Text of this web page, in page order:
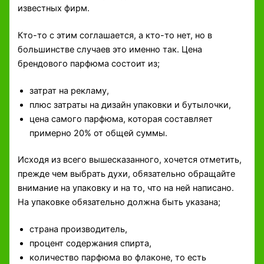
известных фирм.
Кто-то с этим соглашается, а кто-то нет, но в
большинстве случаев это именно так. Цена
брендового парфюма состоит из;
затрат на рекламу,
плюс затраты на дизайн упаковки и бутылочки,
цена самого парфюма, которая составляет
примерно 20% от общей суммы.
Исходя из всего вышесказанного, хочется отметить,
прежде чем выбрать духи, обязательно обращайте
внимание на упаковку и на то, что на ней написано.
На упаковке обязательно должна быть указана;
страна производитель,
процент содержания спирта,
количество парфюма во флаконе, то есть